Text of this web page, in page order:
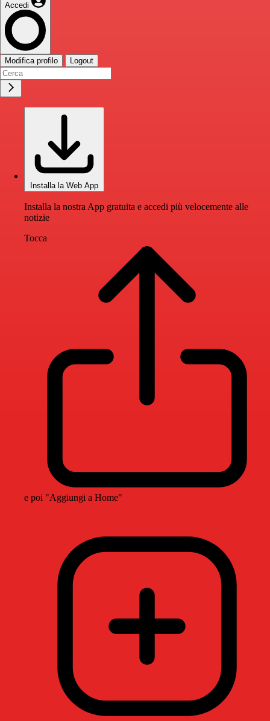
Accedi
Modifica profilo Logout
Installa la Web App
Installa la nostra App gratuita e accedi più velocemente alle
notizie
Tocca
e poi "Aggiungi a Home"